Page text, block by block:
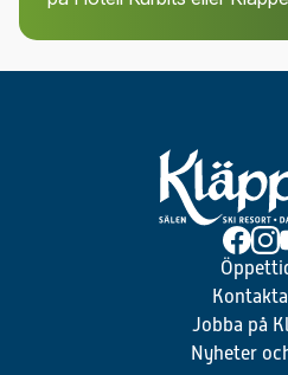
Jobba på
Nyheter